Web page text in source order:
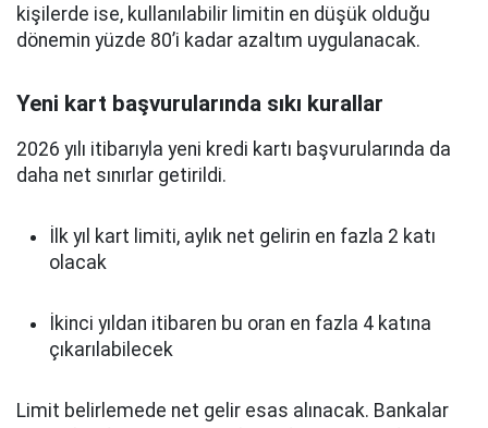
kişilerde ise, kullanılabilir limitin en düşük olduğu
dönemin yüzde 80’i kadar azaltım uygulanacak.
Yeni kart başvurularında sıkı kurallar
2026 yılı itibarıyla yeni kredi kartı başvurularında da
daha net sınırlar getirildi.
İlk yıl kart limiti, aylık net gelirin en fazla 2 katı
olacak
İkinci yıldan itibaren bu oran en fazla 4 katına
çıkarılabilecek
Limit belirlemede net gelir esas alınacak. Bankalar